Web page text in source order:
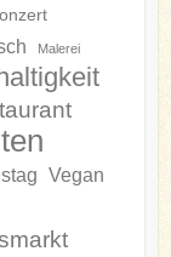
Malerei
Vegan